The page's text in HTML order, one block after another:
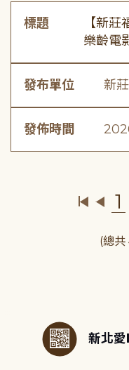
標題
【新
樂齡電
發布單位 新
發佈時間
1
(總共
新北